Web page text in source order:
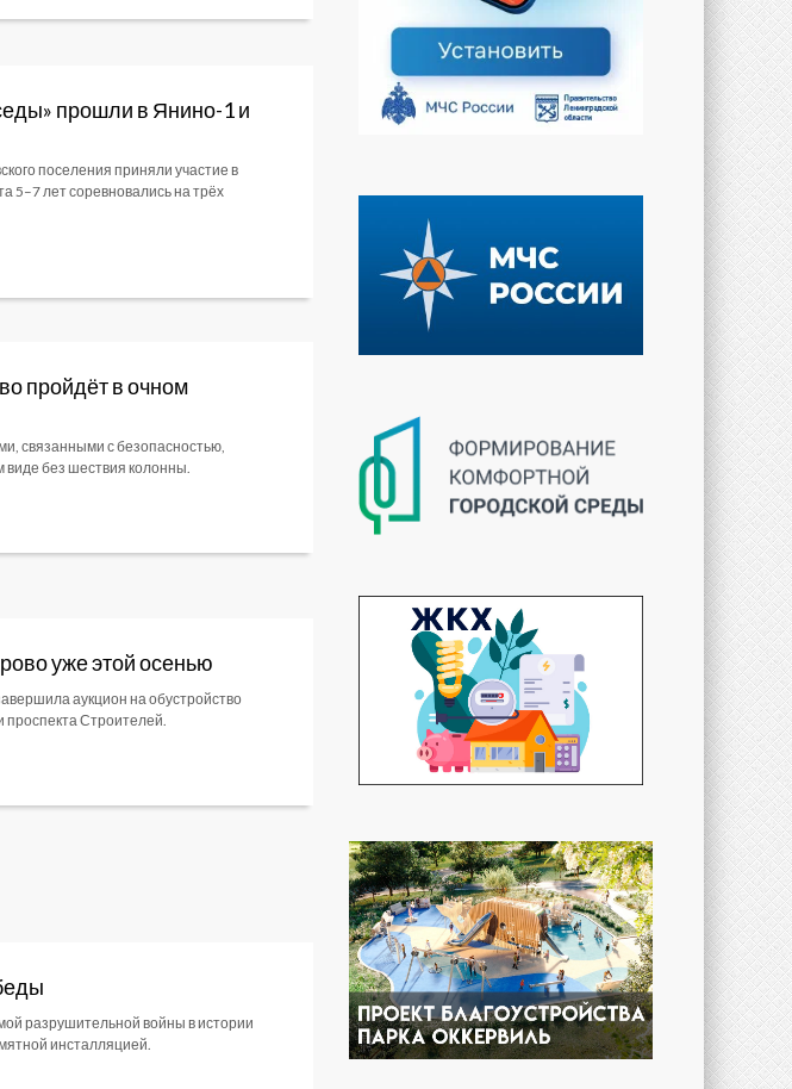
прошли в Янино-1 и
поселения приняли участие в
лет соревновались на трёх
пройдёт в очном
связанными с безопасностью,
виде без шествия колонны.
уже этой осенью
аукцион на обустройство
проспекта Строителей.
разрушительной войны в истории
инсталляцией.